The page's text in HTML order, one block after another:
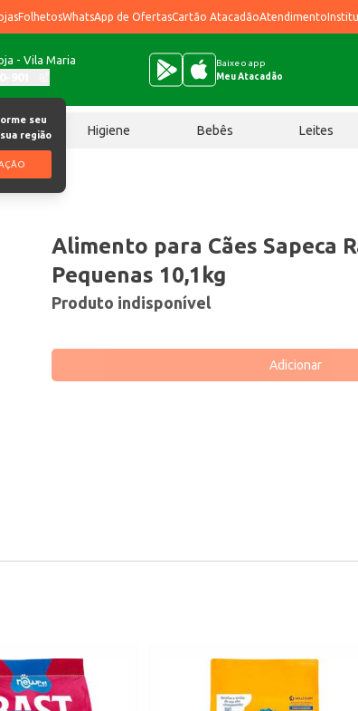
FolhetosWhatsApp de OfertasCartão AtacadãoAtendimento
- Vila Maria
seu
região
Baixe o app
Meu Atacadão
Higiene Bebês Leites
Alimento para Cães Sapeca
Pequenas 10,1kg
Produto indisponível
Adicionar